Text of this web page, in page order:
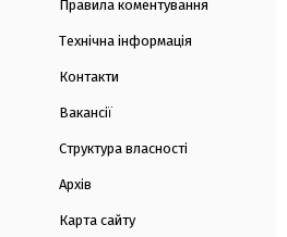
Правила коментування
Технічна інформація
Контакти
Вакансії
Структура власності
Архів
Карта сайту